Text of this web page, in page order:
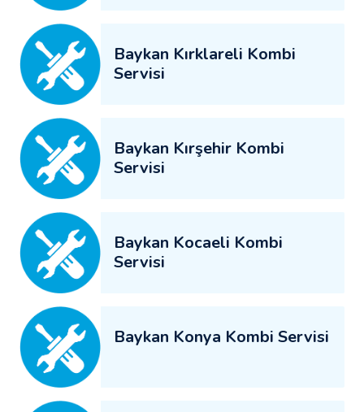
Baykan Kırklareli Kombi
Servisi
Baykan Kırşehir Kombi
Servisi
Baykan Kocaeli Kombi
Servisi
Baykan Konya Kombi Servisi